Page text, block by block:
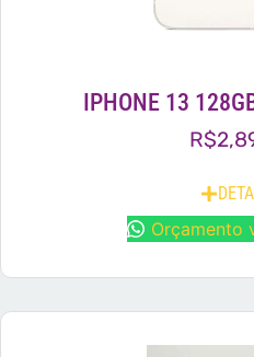
IPHONE 13
R$
Orçamento